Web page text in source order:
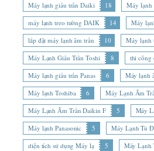
Máy lạnh giấu trần Daiki
18 Máy lạnh
máy lạnh treo tường DAIK
14 Máy
lắp đặt máy lạnh âm trần
10 Máy lạnh
Máy Lạnh Giấu Trần Toshi
8 thi công
Máy lạnh giấu trần Panas
6 Máy lạnh
Máy lạnh Toshiba
6 Máy Lạnh Âm
Máy Lạnh Âm Trần Daikin F
5 Máy
Máy lạnh Panasonic
5 Máy Lạnh Tủ
diện tích sử dụng Máy lạ
5 Máy Lạnh